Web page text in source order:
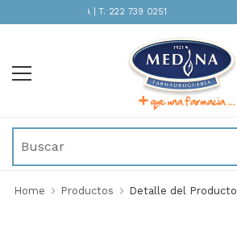
INMEDIATA | T. 222 739 0251
Home Productos Detalle del Producto